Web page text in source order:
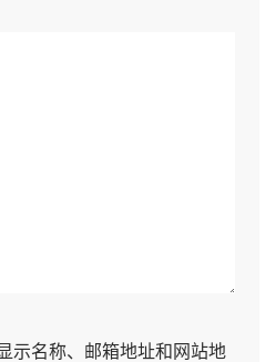
示名称、邮箱地址和网站地